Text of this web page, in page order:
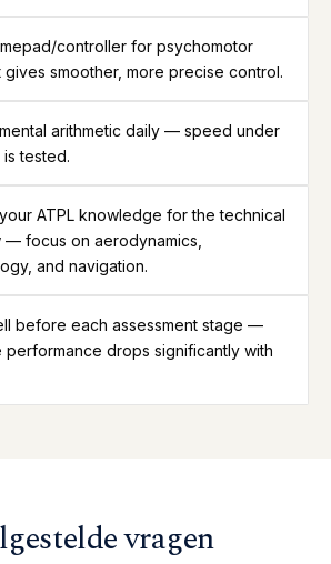
controller for psychomotor
smoother, more precise control.
arithmetic daily — speed under
tested.
ATPL knowledge for the technical
— focus on aerodynamics,
and navigation.
before each assessment stage —
performance drops significantly with
vragen